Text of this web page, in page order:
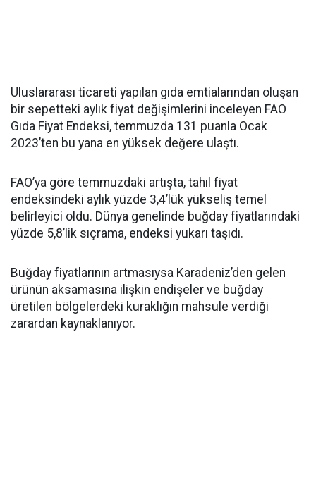
Uluslararası ticareti yapılan gıda emtialarından oluşan
bir sepetteki aylık fiyat değişimlerini inceleyen FAO
Gıda Fiyat Endeksi, temmuzda 131 puanla Ocak
2023’ten bu yana en yüksek değere ulaştı.
FAO’ya göre temmuzdaki artışta, tahıl fiyat
endeksindeki aylık yüzde 3,4’lük yükseliş temel
belirleyici oldu. Dünya genelinde buğday fiyatlarındaki
yüzde 5,8’lik sıçrama, endeksi yukarı taşıdı.
Buğday fiyatlarının artmasıysa Karadeniz’den gelen
ürünün aksamasına ilişkin endişeler ve buğday
üretilen bölgelerdeki kuraklığın mahsule verdiği
zarardan kaynaklanıyor.